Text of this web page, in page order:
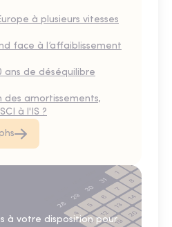
à plusieurs vitesses
face à l’affaiblissement
de déséquilibre
des amortissements,
à l'IS ?
à votre disposition pour